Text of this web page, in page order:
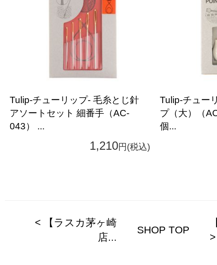
Tulip-チューリップ- 毛糸とじ針
アソートセット 細番手（AC-
043） ...
1,210円(税込)
Tulip-チュー
プ（大）（
個...
< 【ラスカ茅ヶ崎
店...
SHOP TOP
>